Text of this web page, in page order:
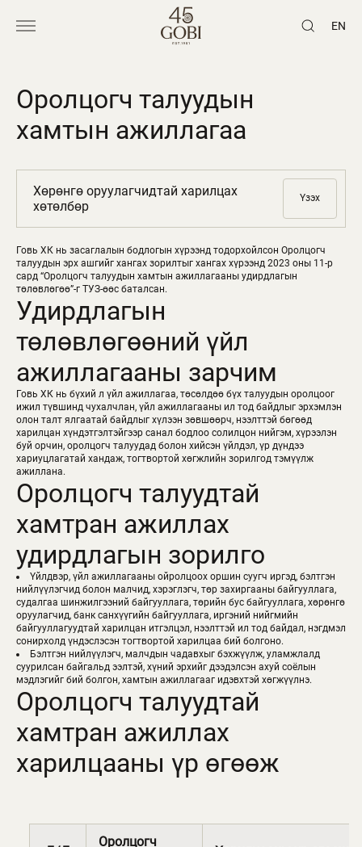
EN
Оролцогч талуудын
хамтын ажиллагаа
Хөрөнгө оруулагчидтай харилцах
хөтөлбөр
Үзэх
Говь ХК нь засаглалын бодлогын хүрээнд тодорхойлсон Оролцогч
талуудын эрх ашгийг хангах зорилтыг хангах хүрээнд 2023 оны 11-р
сард “Оролцогч талуудын хамтын ажиллагааны удирдлагын
төлөвлөгөө”-г ТУЗ-өөс баталсан.
Удирдлагын
төлөвлөгөөний үйл
ажиллагааны зарчим
Говь ХК нь бүхий л үйл ажиллагаа, төсөлдөө бүх талуудын оролцоог
ижил түвшинд чухалчлан, үйл ажиллагааны ил тод байдлыг эрхэмлэн
олон талт ялгаатай байдлыг хүлээн зөвшөөрч, нээлттэй бөгөөд
харилцан хүндэтгэлтэйгээр санал бодлоо солилцон нийгэм, хүрээлэн
буй орчин, оролцогч талуудад болон хийсэн үйлдэл, үр дүндээ
хариуцлагатай хандаж, тогтвортой хөгжлийн зорилгод тэмүүлж
ажиллана.
Оролцогч талуудтай
хамтран ажиллах
удирдлагын зорилго
Үйлдвэр, үйл ажиллагааны ойролцоох оршин суугч иргэд, бэлтгэн
нийлүүлэгчид болон малчид, хэрэглэгч, төр захиргааны байгууллага,
судалгаа шинжилгээний байгууллага, төрийн бус байгууллага, хөрөнгө
оруулагчид, банк санхүүгийн байгууллага, иргэний нийгмийн
байгууллагуудтай харилцан итгэлцэл, нээлттэй ил тод байдал, нэгдмэл
сонирхолд үндэслэсэн тогтвортой харилцаа бий болгоно.
Бэлтгэн нийлүүлэгч, малчдын чадавхыг бэхжүүлж, уламжлалд
суурилсан байгальд ээлтэй, хүний эрхийг дээдэлсэн ахуй соёлын
мэдлэгийг бий болгон, хамтын ажиллагааг идэвхтэй хөгжүүлнэ.
Оролцогч талуудтай
хамтран ажиллах
харилцааны үр өгөөж
Оролцогч